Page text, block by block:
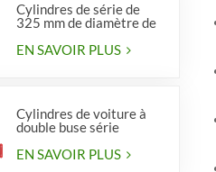
Cylindres de série de
325 mm de diamètre de
véhicules
EN SAVOIR PLUS
Cylindres de voiture à
double buse série
EN SAVOIR PLUS